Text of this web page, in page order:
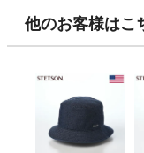
他のお客様はこ